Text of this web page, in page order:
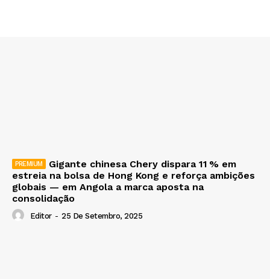
Gigante chinesa Chery dispara 11 % em
estreia na bolsa de Hong Kong e reforça ambições
globais — em Angola a marca aposta na
consolidação
Editor - 25 De Setembro, 2025